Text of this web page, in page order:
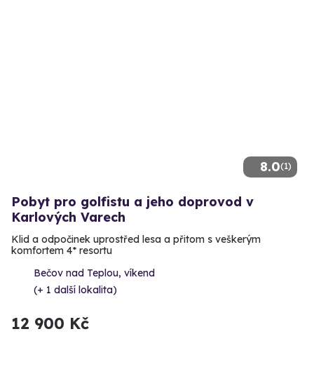
8.0(1)
Pobyt pro golfistu a jeho doprovod v
Karlových Varech
Klid a odpočinek uprostřed lesa a přitom s veškerým
komfortem 4* resortu
Bečov nad Teplou, víkend
(+ 1 další lokalita)
12 900 Kč